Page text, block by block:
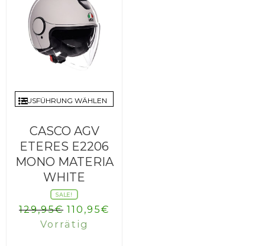
AUSFÜHRUNG WÄHLEN
CASCO AGV
ETERES E2206
MONO MATERIA
WHITE
SALE!
129,95€ Ursprünglicher
Preis
110,95€
Vorrätig